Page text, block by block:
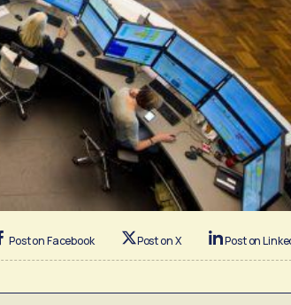
Post on Facebook Post on X Post on